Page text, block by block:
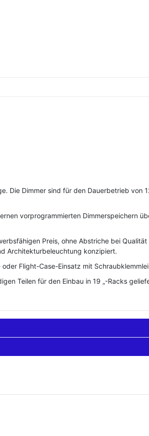
Die Dimmer sind für den Dauerbetrieb von
vorprogrammierten Dimmerspeichern
Preis, ohne Abstriche bei
Architekturbeleuchtung konzipiert.
Flight-Case-Einsatz mit
Teilen für den Einbau in 19 „-Racks